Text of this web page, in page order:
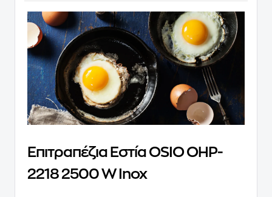
Επιτραπέζια Εστία OSIO OHP-
2218 2500 W Inox